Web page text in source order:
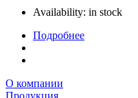
Availability: in stock
Подробнее
О компании
Продукция